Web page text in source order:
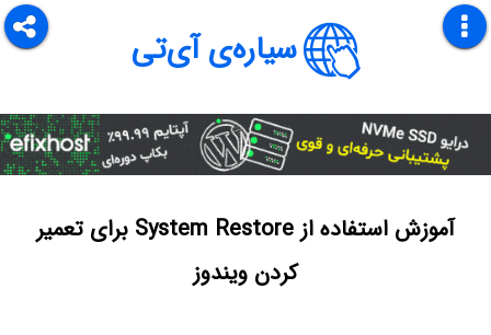
سیاره‌ی آی‌تی
آموزش استفاده از System Restore برای تعمیر
کردن ویندوز